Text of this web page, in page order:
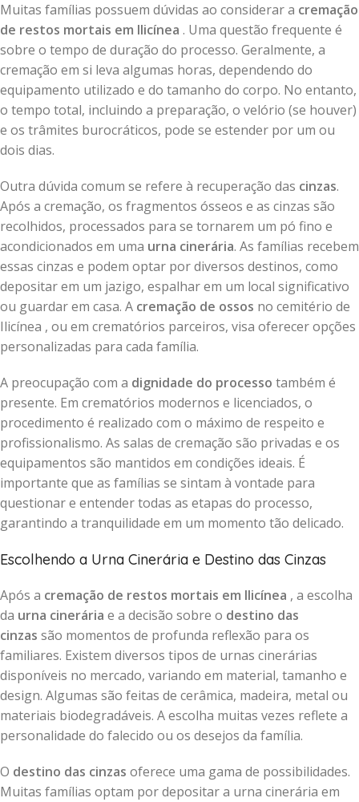
Muitas famílias possuem dúvidas ao considerar a cremação
de restos mortais em Ilicínea . Uma questão frequente é
sobre o tempo de duração do processo. Geralmente, a
cremação em si leva algumas horas, dependendo do
equipamento utilizado e do tamanho do corpo. No entanto,
o tempo total, incluindo a preparação, o velório (se houver)
e os trâmites burocráticos, pode se estender por um ou
dois dias.
Outra dúvida comum se refere à recuperação das cinzas.
Após a cremação, os fragmentos ósseos e as cinzas são
recolhidos, processados para se tornarem um pó fino e
acondicionados em uma urna cinerária. As famílias recebem
essas cinzas e podem optar por diversos destinos, como
depositar em um jazigo, espalhar em um local significativo
ou guardar em casa. A cremação de ossos no cemitério de
Ilicínea , ou em crematórios parceiros, visa oferecer opções
personalizadas para cada família.
A preocupação com a dignidade do processo também é
presente. Em crematórios modernos e licenciados, o
procedimento é realizado com o máximo de respeito e
profissionalismo. As salas de cremação são privadas e os
equipamentos são mantidos em condições ideais. É
importante que as famílias se sintam à vontade para
questionar e entender todas as etapas do processo,
garantindo a tranquilidade em um momento tão delicado.
Escolhendo a Urna Cinerária e Destino das Cinzas
Após a cremação de restos mortais em Ilicínea , a escolha
da urna cinerária e a decisão sobre o destino das
cinzas são momentos de profunda reflexão para os
familiares. Existem diversos tipos de urnas cinerárias
disponíveis no mercado, variando em material, tamanho e
design. Algumas são feitas de cerâmica, madeira, metal ou
materiais biodegradáveis. A escolha muitas vezes reflete a
personalidade do falecido ou os desejos da família.
O destino das cinzas oferece uma gama de possibilidades.
Muitas famílias optam por depositar a urna cinerária em